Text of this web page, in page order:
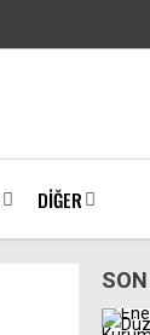
DİĞER